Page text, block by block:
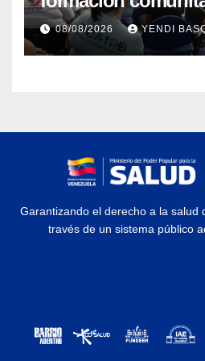
atención a
discapacidad
08/08/2026 YENDI
Garantizando el derecho a la salud
través de un sistema público